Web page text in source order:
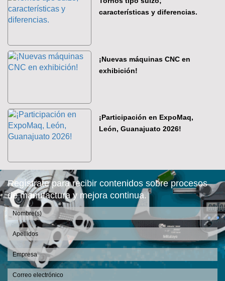
características y diferencias.
¡Nuevas máquinas CNC en
exhibición!
¡Participación en ExpoMaq,
León, Guanajuato 2026!
Regístrate para recibir contenidos sobre procesos
de manufactura y mejora continua.